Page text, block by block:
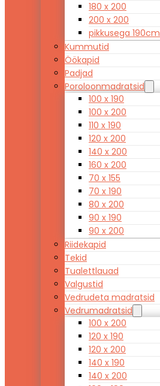
180 x 200
200 x 200
pikkusega 190cm
Kummutid
Öökapid
Padjad
Poroloonmadratsid
100 x 190
100 x 200
110 x 190
120 x 200
140 x 200
160 x 200
70 x 155
70 x 190
80 x 200
90 x 190
90 x 200
Riidekapid
Tekid
Tualettlauad
Valgustid
Vedrudeta madratsid
Vedrumadratsid
100 x 200
120 x 190
120 x 200
140 x 190
140 x 200